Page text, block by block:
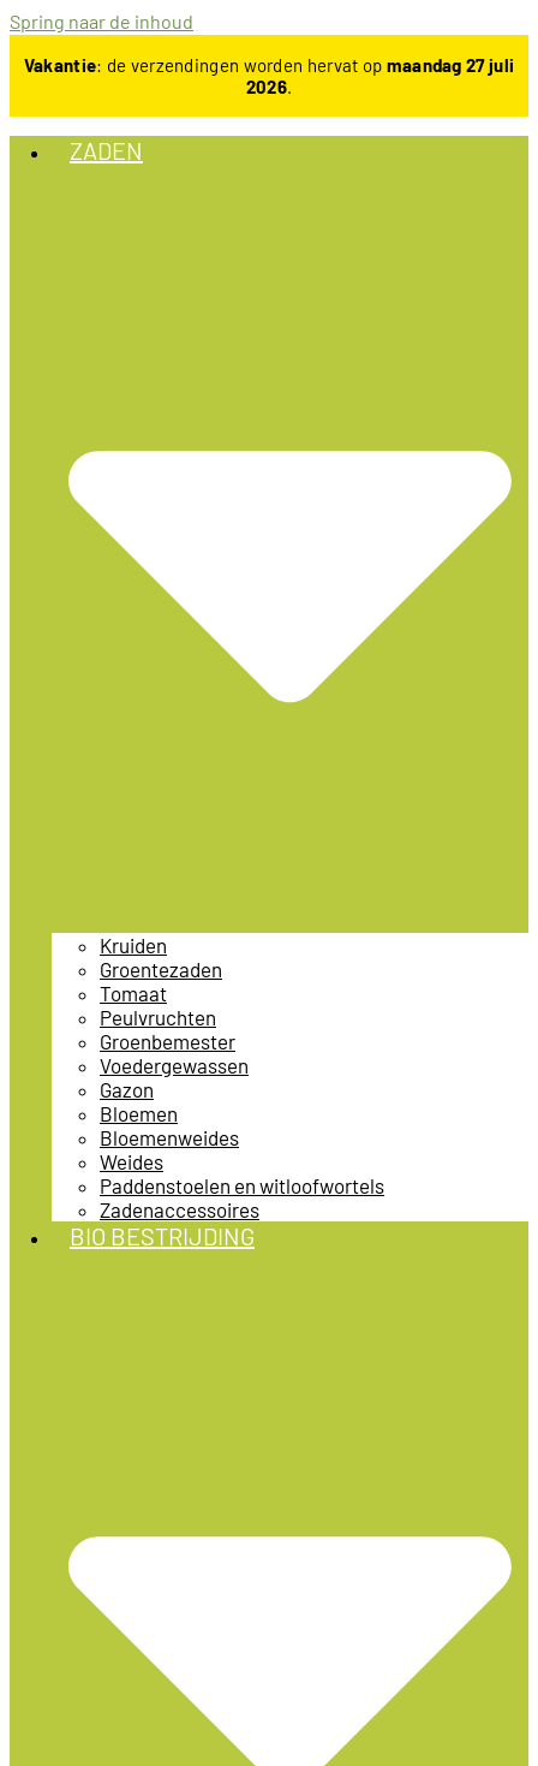
Spring naar de inhoud
Vakantie: de verzendingen worden hervat op maandag 27 juli
2026.
ZADEN
Kruiden
Groentezaden
Tomaat
Peulvruchten
Groenbemester
Voedergewassen
Gazon
Bloemen
Bloemenweides
Weides
Paddenstoelen en witloofwortels
Zadenaccessoires
BIO BESTRIJDING